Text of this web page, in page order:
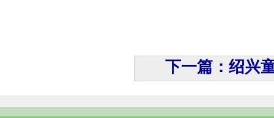
下一篇：绍兴